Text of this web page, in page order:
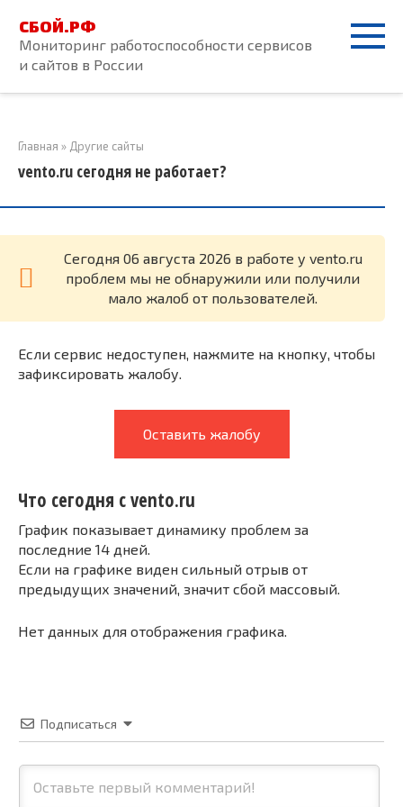
контенту
СБОЙ.РФ
Мониторинг работоспособности сервисов
и сайтов в России
Главная » Другие сайты
vento.ru сегодня не работает?
Cегодня 06 августа 2026 в работе у vento.ru
проблем мы не обнаружили или получили
мало жалоб от пользователей.
Если сервис недоступен, нажмите на кнопку, чтобы
зафиксировать жалобу.
Оставить жалобу
Что сегодня с vento.ru
График показывает динамику проблем за
последние 14 дней.
Если на графике виден сильный отрыв от
предыдущих значений, значит сбой массовый.
Нет данных для отображения графика.
Подписаться